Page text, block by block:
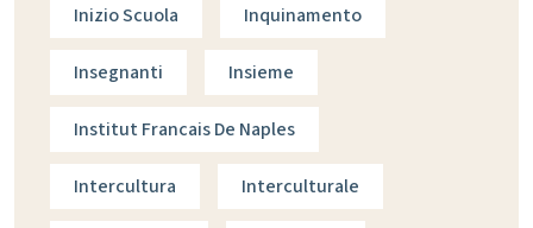
Inizio Scuola Inquinamento
Insegnanti Insieme
Institut Francais De Naples
Intercultura Interculturale